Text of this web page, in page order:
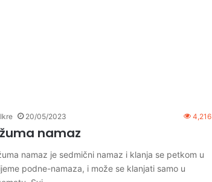
Ikre 20/05/2023 4,216
namaz
namaz je sedmični namaz i klanja se petkom u
podne-namaza, i može se klanjati samo u